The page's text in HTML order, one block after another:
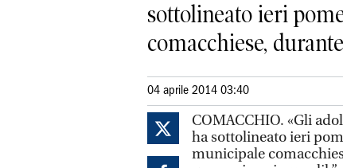
sottolineato ieri
comacchiese,
04 aprile 2014 03:40
COMACCHIO. «Gli
ha sottolineato ieri
municipale